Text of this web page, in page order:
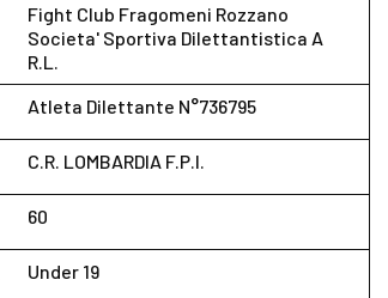
Fight Club Fragomeni Rozzano
Societa' Sportiva Dilettantistica A
R.l.
Atleta Dilettante N°736795
C.R. LOMBARDIA F.P.I.
60
Under 19